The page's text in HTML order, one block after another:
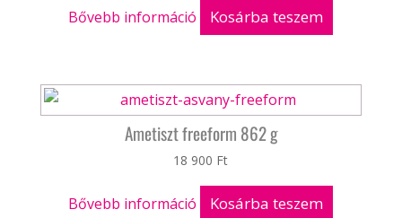
Bővebb információ Kosárba teszem
Ametiszt freeform 862 g
18 900 Ft
Bővebb információ Kosárba teszem